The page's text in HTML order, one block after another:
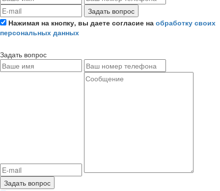
Задать вопрос
Нажимая на кнопку, вы даете согласие на обработку своих
персональных данных
Задать вопрос
Задать вопрос